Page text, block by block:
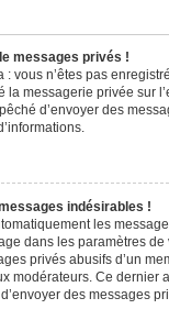
messages privés !
: vous n’êtes pas
la messagerie privée sur
d’envoyer des
indésirables !
les
dans les paramètres
privés abusifs d’un
modérateurs. Ce dernier
des messages